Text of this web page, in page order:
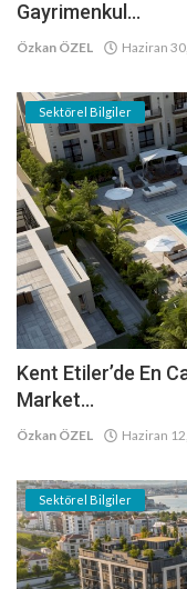
Gayrimenkul...
Özkan ÖZEL Haziran
Sektörel Bilgiler
Kent Etiler’de En
Market...
Özkan ÖZEL Haziran
Sektörel Bilgiler